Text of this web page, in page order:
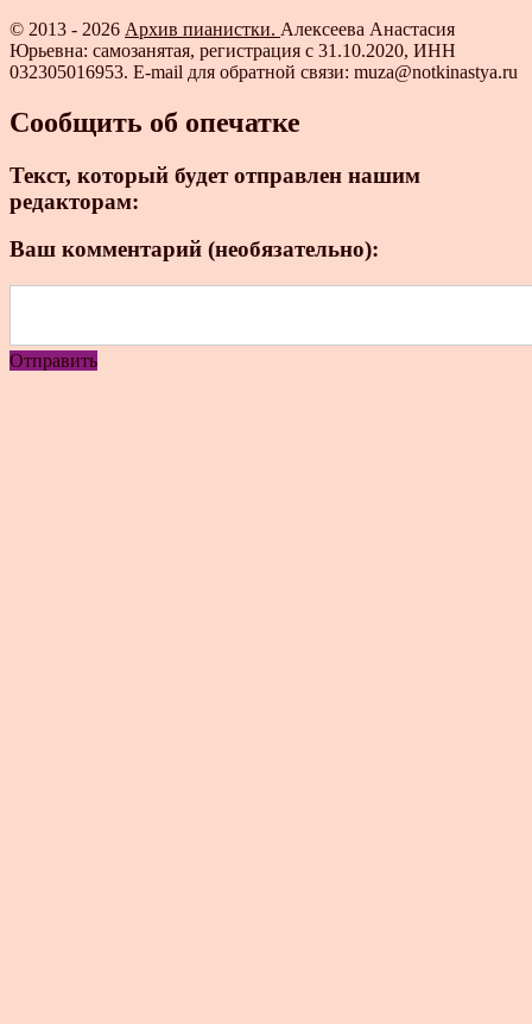
© 2013 - 2026 Архив пианистки. Алексеева Анастасия
Юрьевна: самозанятая, регистрация с 31.10.2020, ИНН
032305016953. E-mail для обратной связи: muza@notkinastya.ru
Сообщить об опечатке
Текст, который будет отправлен нашим
редакторам:
Ваш комментарий (необязательно):
Отправить